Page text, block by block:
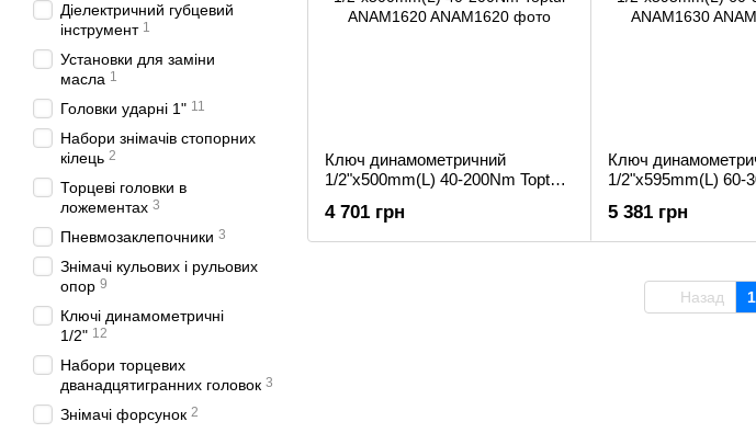
Ключ динамометричний
1/2"x500mm(L) 40-200Nm Toptul
4 701 грн
Ключ
1/2"x595mm(L) 60-
5 381 грн
Назад 1
Діелектричний губцевий
інструмент 1
Установки для заміни
масла 1
Головки ударні 1" 11
Набори знімачів стопорних
кілець 2
Торцеві головки в
ложементах 3
Пневмозаклепочники 3
Знімачі кульових і рульових
опор 9
Ключі динамометричні
1/2" 12
Набори торцевих
дванадцятигранних головок 3
Знімачі форсунок 2